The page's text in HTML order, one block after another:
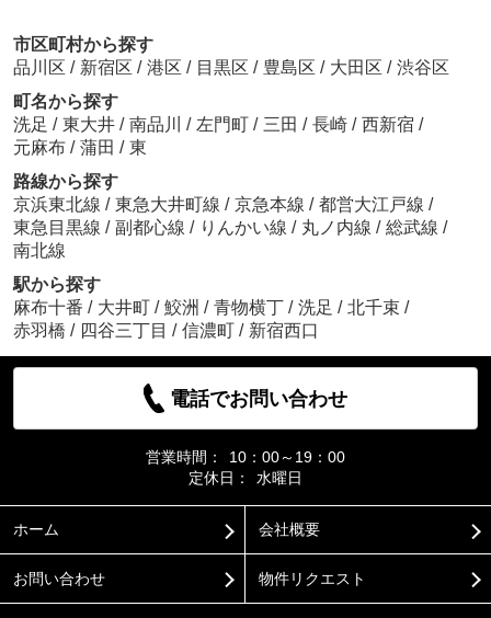
市区町村から探す
品川区 / 新宿区 / 港区 / 目黒区 / 豊島区 / 大田区 / 渋谷区
町名から探す
洗足 / 東大井 / 南品川 / 左門町 / 三田 / 長崎 / 西新宿 /
元麻布 / 蒲田 / 東
路線から探す
京浜東北線 / 東急大井町線 / 京急本線 / 都営大江戸線 /
東急目黒線 / 副都心線 / りんかい線 / 丸ノ内線 / 総武線 /
南北線
駅から探す
麻布十番 / 大井町 / 鮫洲 / 青物横丁 / 洗足 / 北千束 /
赤羽橋 / 四谷三丁目 / 信濃町 / 新宿西口
電話でお問い合わせ
営業時間：
10：00～19：00
定休日：
水曜日
ホーム 会社概要
お問い合わせ 物件リクエスト